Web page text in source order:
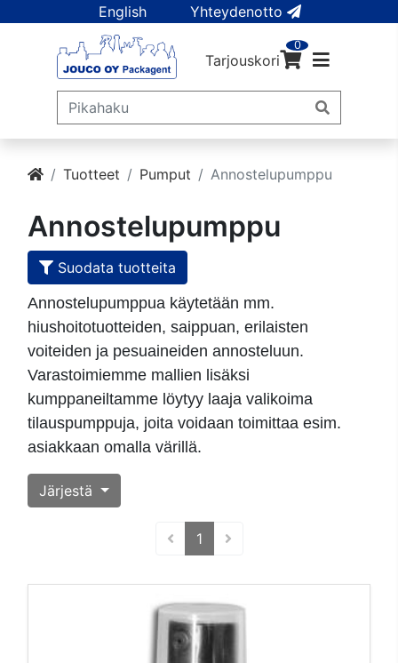
English Yhteydenotto
Tarjouskori
0
Tuotteet Pumput Annostelupumppu
Annostelupumppu
Suodata tuotteita
Annostelupumppua käytetään mm.
hiushoitotuotteiden, saippuan, erilaisten
voiteiden ja pesuaineiden annosteluun.
Varastoimiemme mallien lisäksi
kumppaneiltamme löytyy laaja valikoima
tilauspumppuja, joita voidaan toimittaa esim.
asiakkaan omalla värillä.
Järjestä
1(current)